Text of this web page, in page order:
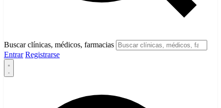
Buscar clínicas, médicos, farmacias
Entrar Registrarse